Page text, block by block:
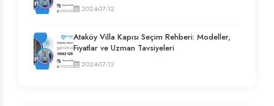
2024-07-12
Ataköy Villa Kapısı Seçim Rehberi: Modeller,
Fiyatlar ve Uzman Tavsiyeleri
2024-07-12